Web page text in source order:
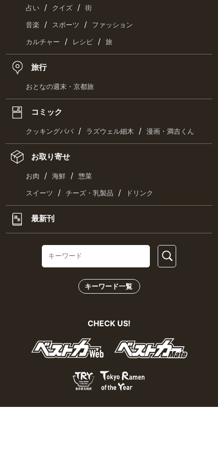
占い / クイズ / 街
音楽 / スポーツ / ファッション
カルチャー / レシピ / 旅
旅行
おとなの週末・京都旅
コミック
クッキングパパ / ラズウェル細木 / 漫画・満吉くん
お取り寄せ
お肉 / 海鮮 / 惣菜
スイーツ / チーズ・乳製品 / ドリンク
最新刊
キーワード一覧
CHECK US!